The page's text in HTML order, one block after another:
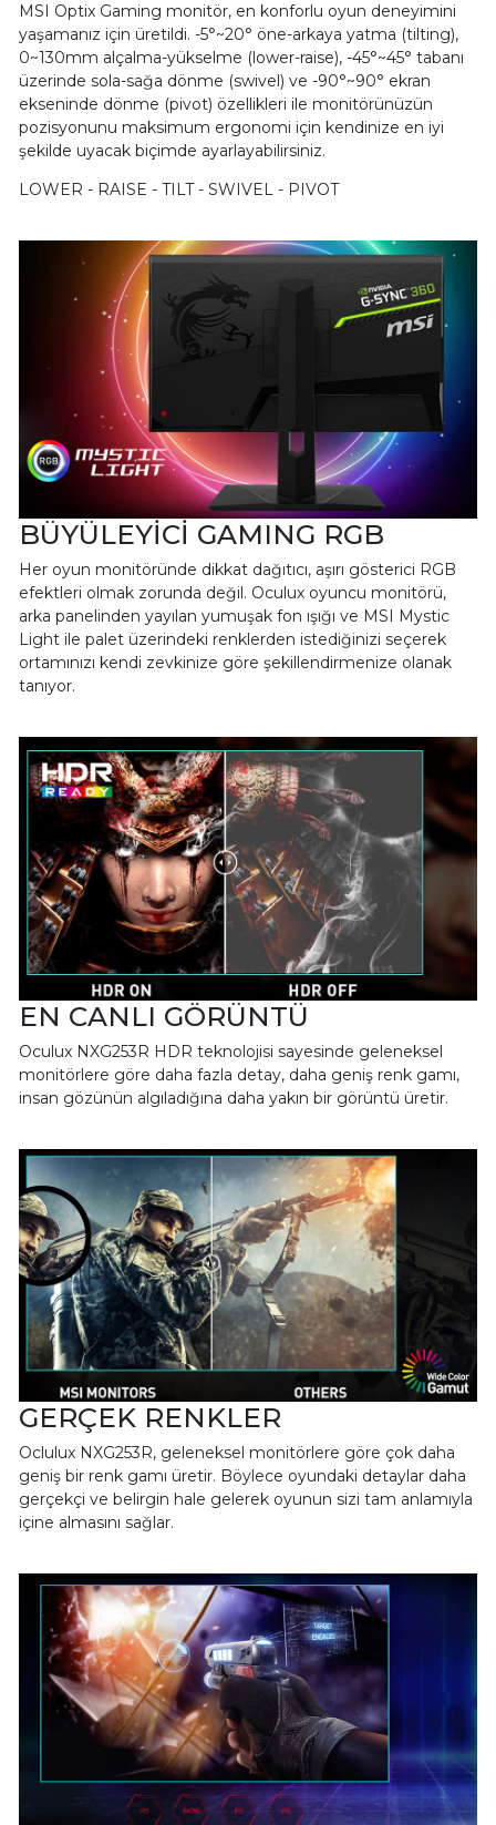
MSI Optix Gaming monitör, en konforlu oyun deneyimini
yaşamanız için üretildi. -5°~20° öne-arkaya yatma (tilting),
0~130mm alçalma-yükselme (lower-raise), -45°~45° tabanı
üzerinde sola-sağa dönme (swivel) ve -90°~90° ekran
ekseninde dönme (pivot) özellikleri ile monitörünüzün
pozisyonunu maksimum ergonomi için kendinize en iyi
şekilde uyacak biçimde ayarlayabilirsiniz.
LOWER - RAISE - TILT - SWIVEL - PIVOT
BÜYÜLEYİCİ GAMING RGB
Her oyun monitöründe dikkat dağıtıcı, aşırı gösterici RGB
efektleri olmak zorunda değil. Oculux oyuncu monitörü,
arka panelinden yayılan yumuşak fon ışığı ve MSI Mystic
Light ile palet üzerindeki renklerden istediğinizi seçerek
ortamınızı kendi zevkinize göre şekillendirmenize olanak
tanıyor.
EN CANLI GÖRÜNTÜ
Oculux NXG253R HDR teknolojisi sayesinde geleneksel
monitörlere göre daha fazla detay, daha geniş renk gamı,
insan gözünün algıladığına daha yakın bir görüntü üretir.
GERÇEK RENKLER
Oclulux NXG253R, geleneksel monitörlere göre çok daha
geniş bir renk gamı üretir. Böylece oyundaki detaylar daha
gerçekçi ve belirgin hale gelerek oyunun sizi tam anlamıyla
içine almasını sağlar.